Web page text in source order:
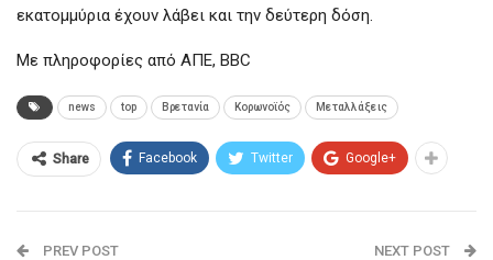
εκατομμύρια έχουν λάβει και την δεύτερη δόση.
Με πληροφορίες από ΑΠΕ, BBC
news top Βρετανία Κορωνοϊός Μεταλλάξεις
Share Facebook Twitter Google+
PREV POST NEXT POST